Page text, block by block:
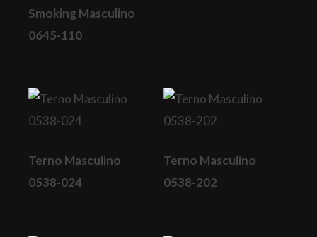
Smoking Masculino
0645-110
Terno Masculino
0538-024
Terno Masculino
0538-202